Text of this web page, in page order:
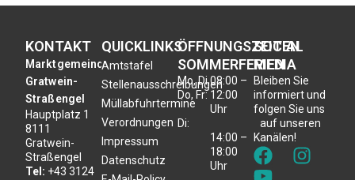
KONTAKT
Marktgemeinde
Gratwein-
Straßengel
Hauptplatz 1
8111
Gratwein-
Straßengel
Tel: +43 3124
QUICKLINKS
Amtstafel
Stellenausschreibungen
Müllabfuhrtermine
Verordnungen
Impressum
Datenschutz
ÖFFNUNGSZEITEN
SOMMERFERIEN
Mo, Di,
Do, Fr:
Di:
08:00 –
12:00
Uhr
14:00 –
18:00
Uhr
SOCIAL
MEDIA
Bleiben Sie
informiert und
folgen Sie uns
auf unseren
Kanälen!